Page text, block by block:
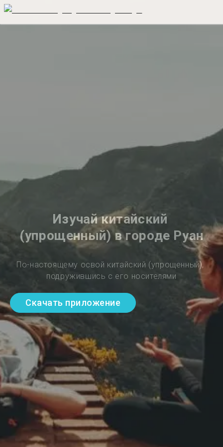
Изучай китайский
(упрощенный) в городе Руан
По-настоящему освой китайский (упрощенный),
подружившись с его носителями
Скачать приложение